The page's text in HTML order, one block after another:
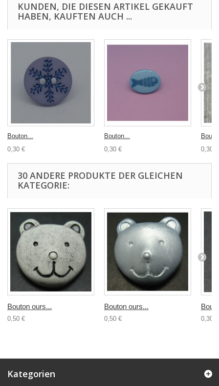
KUNDEN, DIE DIESEN ARTIKEL GEKAUFT
HABEN, KAUFTEN AUCH ...
Bouton...
0,30 €
Bouton...
0,30 €
0,30 €
30 ANDERE PRODUKTE DER GLEICHEN
KATEGORIE:
Bouton ours...
0,50 €
Bouton ours...
0,50 € 0,30 €
Kategorien